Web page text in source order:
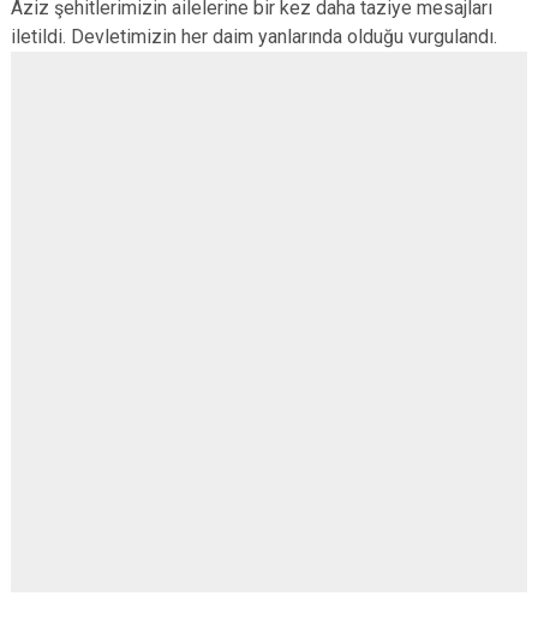
Aziz şehitlerimizin ailelerine bir kez daha taziye mesajları
iletildi. Devletimizin her daim yanlarında olduğu vurgulandı.